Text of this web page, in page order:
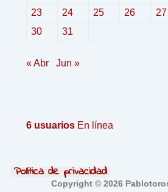
23
24 25 26 27
30
31
« Abr Jun »
6 usuarios En línea
Política de privacidad
Copyright © 2026